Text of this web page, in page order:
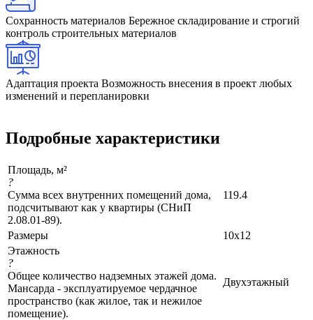
Сохранность материалов Бережное складирование и строгий
контроль строительных материалов
Адаптация проекта Возможность внесения в проект любых
изменений и перепланировки
Подробные характеристики
Площадь, м²
?
Сумма всех внутренних помещений дома,
подсчитывают как у квартиры (СНиП
2.08.01-89).
119.4
Размеры
10x12
Этажность
?
Общее количество надземных этажей дома.
Мансарда - эксплуатируемое чердачное
пространство (как жилое, так и нежилое
помещение).
Двухэтажный